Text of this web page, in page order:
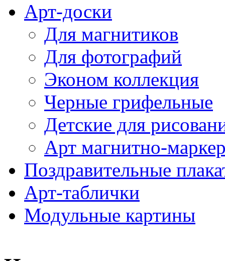
Арт-доски
Для магнитиков
Для фотографий
Эконом коллекция
Черные грифельные
Детские для
Арт магнитно-
Поздравительные
Арт-таблички
Модульные картины